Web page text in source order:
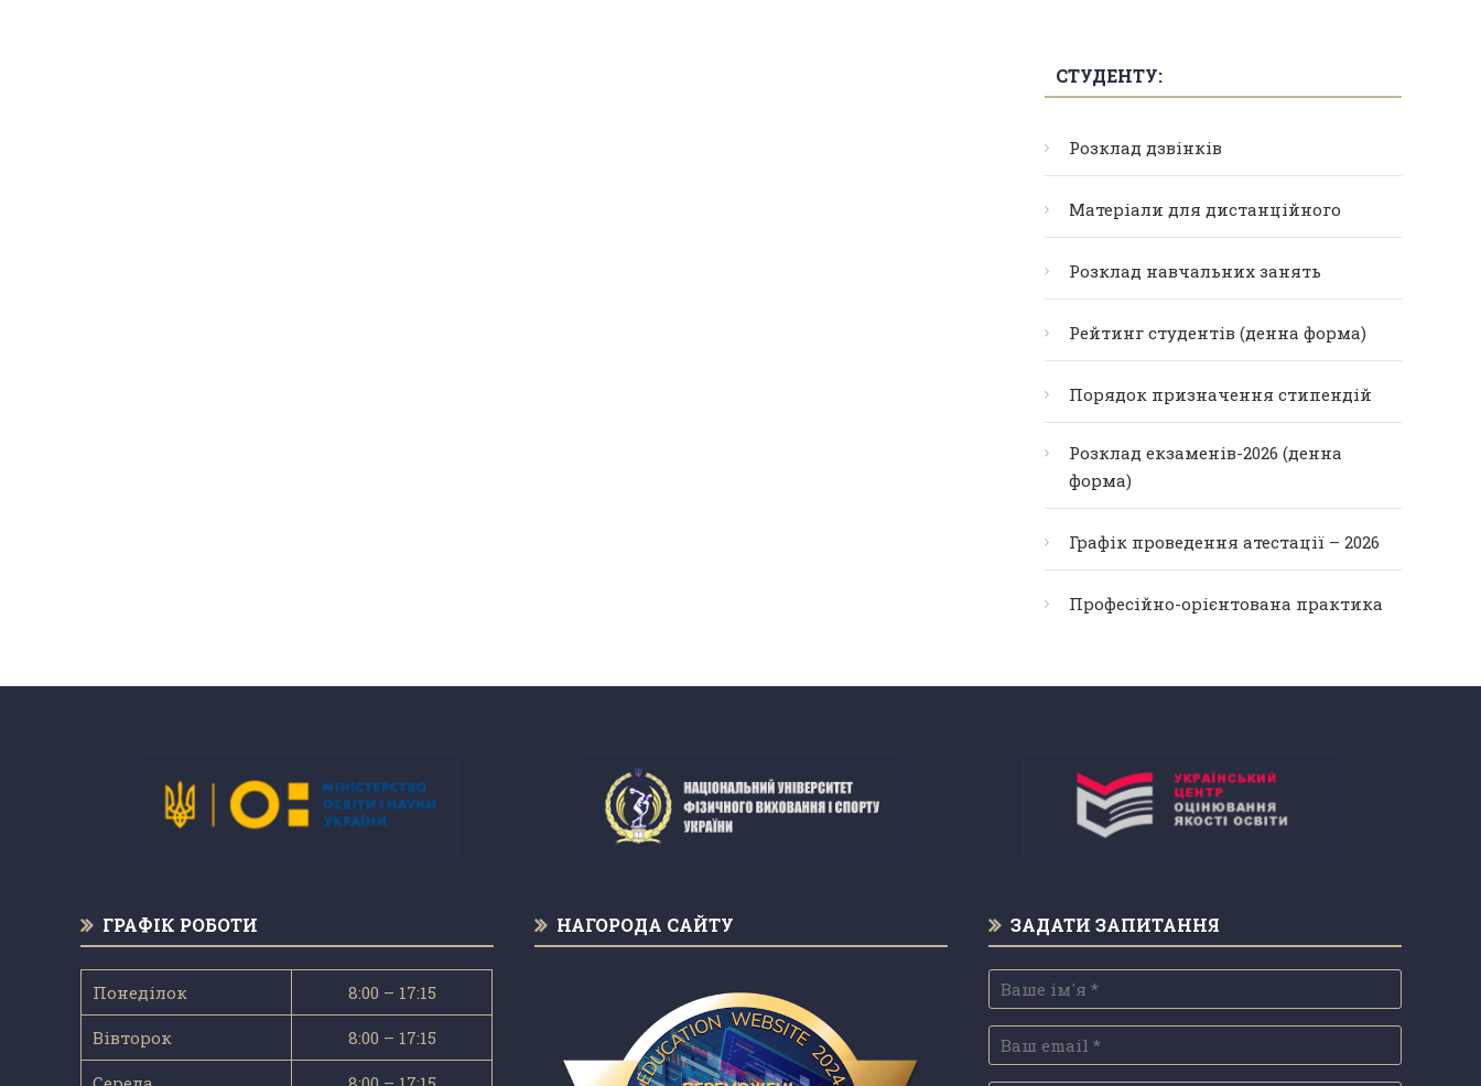
СТУДЕНТУ:
Розклад дзвінків
Матеріали для дистанційного
Розклад навчальних занять
Рейтинг студентів (денна форма)
Порядок призначення стипендій
Розклад екзаменів-2026 (денна
форма)
Графік проведення атестації – 2026
Професійно-орієнтована практика
ГРАФІК РОБОТИ
Понеділок 8:00 – 17:15
Вівторок 8:00 – 17:15
НАГОРОДА САЙТУ ЗАДАТИ ЗАПИТАННЯ